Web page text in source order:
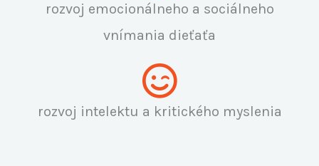
rozvoj emocionálneho a sociálneho
vnímania dieťaťa
rozvoj intelektu a kritického myslenia